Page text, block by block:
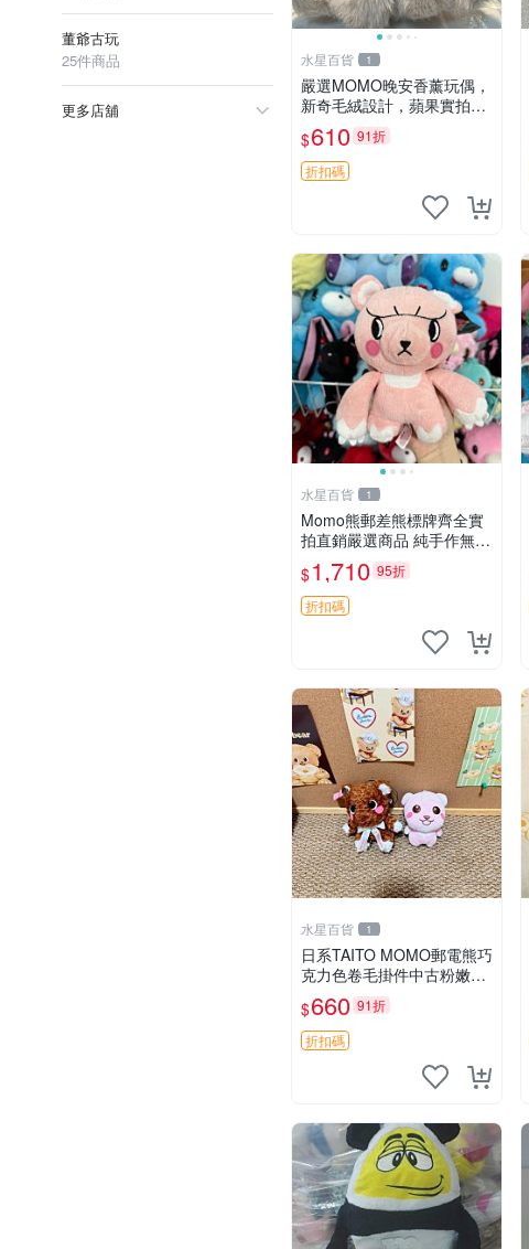
董爺古玩
25件商品
更多店舖
水星百貨 1
嚴選MOMO晚安香薰玩偶，
新奇毛絨設計，蘋果實拍展
示，成色極佳 晚安香薰 馮
娃娃 毛絨玩偶
$610 91折
折扣碼
水星百貨 1
Momo熊郵差熊標牌齊全實
拍直銷嚴選商品 純手作無修
圖可收藏 郵差熊 Momo熊
標牌 商品
$1,710 95折
折扣碼
水星百貨 1
日系TAITO MOMO郵電熊巧
克力色卷毛掛件中古粉嫩玩
偶微瑕推薦 postpet momo
郵電熊 中古玩偶
$660 91折
折扣碼